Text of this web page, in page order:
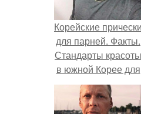
Корейские прически
для парней. Факты.
Стандарты красоты
в южной Корее для
парней?